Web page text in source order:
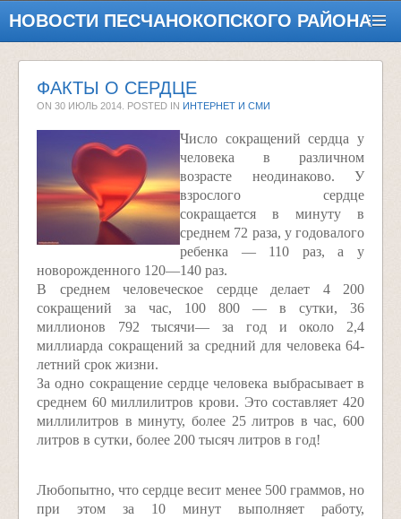
НОВОСТИ ПЕСЧАНОКОПСКОГО РАЙОНА
ФАКТЫ О СЕРДЦЕ
ON 30 ИЮЛЬ 2014 . POSTED IN ИНТЕРНЕТ И СМИ
Число сокращений сердца у
человека в различном
возрасте неодинаково. У
взрослого сердце
сокращается в минуту в
среднем 72 раза, у годовалого
ребенка — 110 раз, а у
новорожденного 120—140 раз.
В среднем человеческое сердце делает 4 200
сокращений за час, 100 800 — в сутки, 36
миллионов 792 тысячи— за год и около 2,4
миллиарда сокращений за средний для человека 64-
летний срок жизни.
За одно сокращение сердце человека выбрасывает в
среднем 60 миллилитров крови. Это составляет 420
миллилитров в минуту, более 25 литров в час, 600
литров в сутки, более 200 тысяч литров в год!
Любопытно, что сердце весит менее 500 граммов, но
при этом за 10 минут выполняет работу,